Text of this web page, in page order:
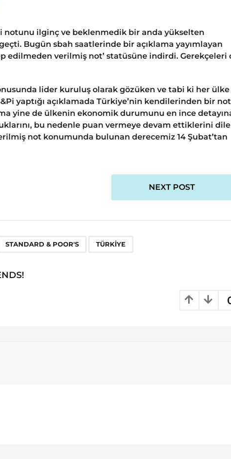
ilginç ve beklenmedik bir anda yükselten
Bugün sbah saatlerinde bir açıklama yayımlayan
edilmeden verilmiş not’ statüsüne indirdi. Gerekçeleri
lider kuruluş olarak gözüken ve tabi ki her ülke
yaptığı açıklamada Türkiye’nin kendilerinden bir not
yine de ülkenin ekonomik durumunu en ince
bu nedenle puan vermeye devam ettiklerini dile
not konumunda bulunan derecemiz 14 Şubat’tan
NEXT POST
STANDARD & POOR'S TÜRKIYE